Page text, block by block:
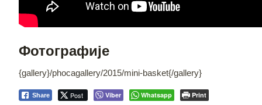
Фотографије
{gallery}/phocagallery/2015/mini-basket{/gallery}
Share Post Viber Whatsapp Print